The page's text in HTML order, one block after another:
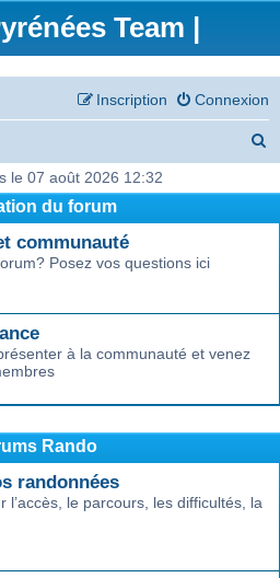
Team |
Connexion
Inscription
e
le 07 août 2026 12:32
du forum
communauté
Posez vos questions ici
à la communauté et venez
Rando
randonnées
l’accès, le parcours, les difficultés, la